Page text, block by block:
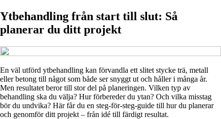
Ytbehandling från start till slut: Så
planerar du ditt projekt
En väl utförd ytbehandling kan förvandla ett slitet stycke trä, metall
eller betong till något som både ser snyggt ut och håller i många år.
Men resultatet beror till stor del på planeringen. Vilken typ av
behandling ska du välja? Hur förbereder du ytan? Och vilka misstag
bör du undvika? Här får du en steg-för-steg-guide till hur du planerar
och genomför ditt projekt – från idé till färdigt resultat.